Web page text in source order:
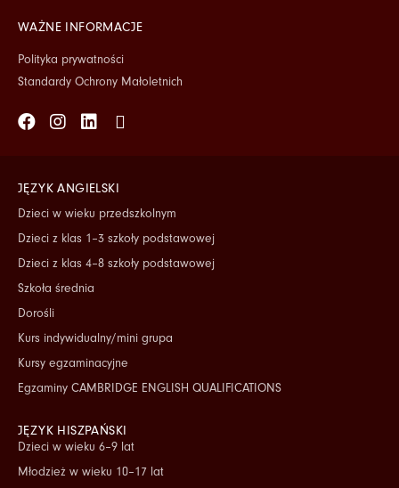
WAŻNE INFORMACJE
Polityka prywatności
Standardy Ochrony Małoletnich
Facebook
Instagram
Linkedin
Tiktok
JĘZYK ANGIELSKI
Dzieci w wieku przedszkolnym
Dzieci z klas 1–3 szkoły podstawowej
Dzieci z klas 4–8 szkoły podstawowej
Szkoła średnia
Dorośli
Kurs indywidualny/mini grupa
Kursy egzaminacyjne
Egzaminy CAMBRIDGE ENGLISH QUALIFICATIONS
JĘZYK HISZPAŃSKI
Dzieci w wieku 6–9 lat
Młodzież w wieku 10–17 lat